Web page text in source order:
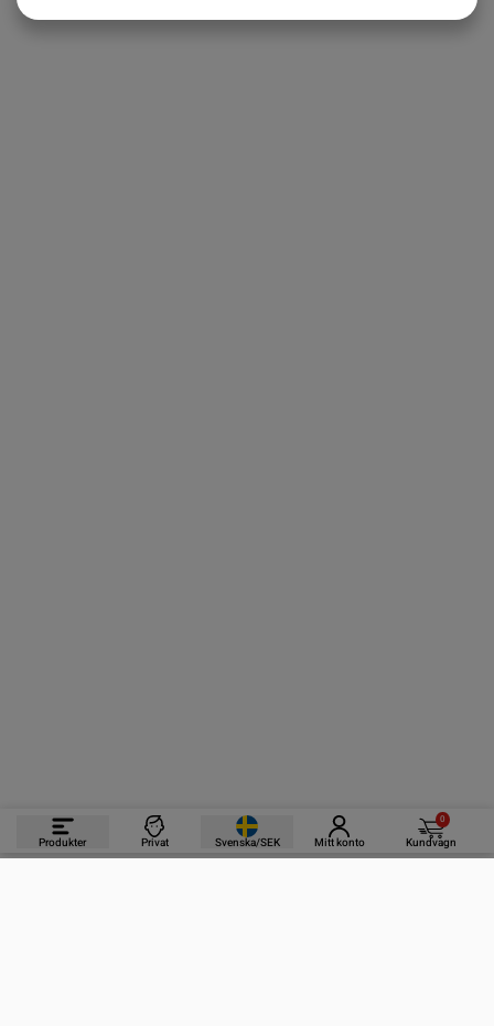
Produkter Privat Svenska/SEK Mitt konto
0
Kundvagn